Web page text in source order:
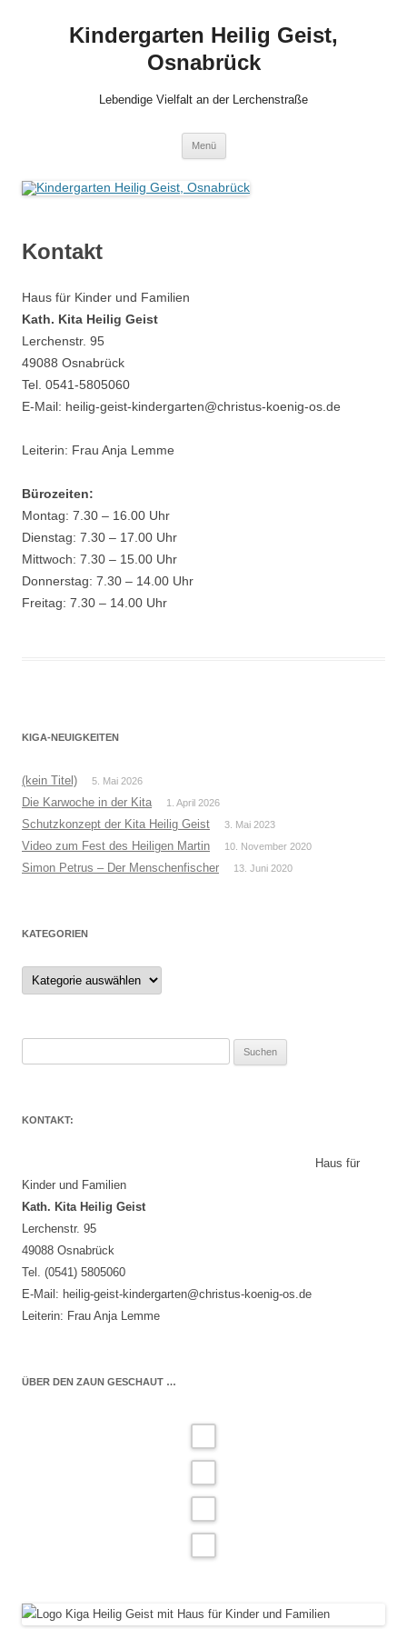
springenKindergarten Heilig Geist,
Osnabrück
Lebendige Vielfalt an der Lerchenstraße
Menü
Kontakt
Haus für Kinder und Familien
Kath. Kita Heilig Geist
Lerchenstr. 95
49088 Osnabrück
Tel. 0541-5805060
E-Mail: heilig-geist-kindergarten@christus-koenig-os.de
Leiterin: Frau Anja Lemme
Bürozeiten:
Montag: 7.30 – 16.00 Uhr
Dienstag: 7.30 – 17.00 Uhr
Mittwoch: 7.30 – 15.00 Uhr
Donnerstag: 7.30 – 14.00 Uhr
Freitag: 7.30 – 14.00 Uhr
KIGA-NEUIGKEITEN
(kein Titel) 5. Mai 2026
Die Karwoche in der Kita 1. April 2026
Schutzkonzept der Kita Heilig Geist 3. Mai 2023
Video zum Fest des Heiligen Martin 10. November 2020
Simon Petrus – Der Menschenfischer 13. Juni 2020
KATEGORIEN
Kategorien
KONTAKT:
Haus für
Kinder und Familien
Kath. Kita Heilig Geist
Lerchenstr. 95
49088 Osnabrück
Tel. (0541) 5805060
E-Mail: heilig-geist-kindergarten@christus-koenig-os.de
Leiterin: Frau Anja Lemme
ÜBER DEN ZAUN GESCHAUT …